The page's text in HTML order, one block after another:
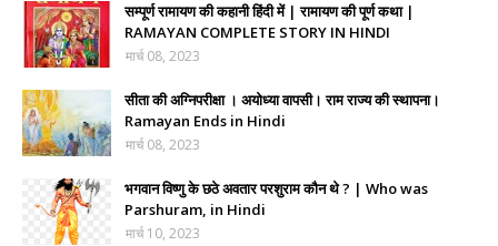
सम्पूर्ण रामायण की कहानी हिंदी में | रामायण की पूर्ण कथा |
RAMAYAN COMPLETE STORY IN HINDI
मार्च 08, 2023
सीता की अग्निपरीक्षा । अयोध्या वापसी। राम राज्य की स्थापना।
Ramayan Ends in Hindi
मार्च 08, 2023
भगवान विष्णु के छठे अवतार परशुराम कौन थे ? | Who was
Parshuram, in Hindi
मार्च 10, 2023